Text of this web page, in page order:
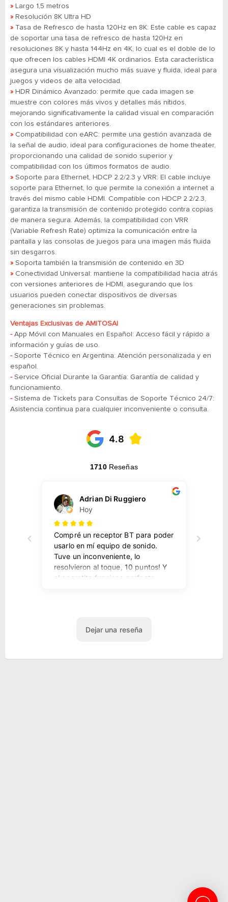
» Largo 1,5 metros
» Resolución 8K Ultra HD
» Tasa de Refresco de hasta 120Hz en 8K: Este cable es capaz
de soportar una tasa de refresco de hasta 120Hz en
resoluciones 8K y hasta 144Hz en 4K, lo cual es el doble de lo
que ofrecen los cables HDMI 4K ordinarios. Esta característica
asegura una visualización mucho más suave y fluida, ideal para
juegos y videos de alta velocidad.
» HDR Dinámico Avanzado: permite que cada imagen se
muestre con colores más vivos y detalles más nítidos,
mejorando significativamente la calidad visual en comparación
con los estándares anteriores.
» Compatibilidad con eARC: permite una gestión avanzada de
la señal de audio, ideal para configuraciones de home theater,
proporcionando una calidad de sonido superior y
compatibilidad con los últimos formatos de audio.
» Soporte para Ethernet, HDCP 2.2/2.3 y VRR: El cable incluye
soporte para Ethernet, lo que permite la conexión a internet a
través del mismo cable HDMI. Compatible con HDCP 2.2/2.3,
garantiza la transmisión de contenido protegido contra copias
de manera segura. Además, la compatibilidad con VRR
(Variable Refresh Rate) optimiza la comunicación entre la
pantalla y las consolas de juegos para una imagen más fluida
sin desgarros.
» Soporta también la transmisión de contenido en 3D
» Conectividad Universal: mantiene la compatibilidad hacia atrás
con versiones anteriores de HDMI, asegurando que los
usuarios pueden conectar dispositivos de diversas
generaciones sin problemas.
Ventajas Exclusivas de AMITOSAI
- App Móvil con Manuales en Español: Acceso fácil y rápido a
información y guías de uso.
- Soporte Técnico en Argentina: Atención personalizada y en
español.
- Service Oficial Durante la Garantía: Garantía de calidad y
funcionamiento.
- ​​​​​​​Sistema de Tickets para Consultas de Soporte Técnico 24/7:
Asistencia continua para cualquier inconveniente o consulta.